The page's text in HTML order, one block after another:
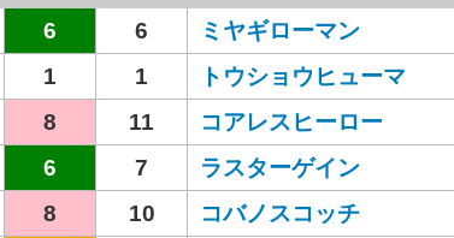
6 6 ミヤギローマン
1 1 トウショウヒューマ
8 11 コアレスヒーロー
6 7 ラスターゲイン
8 10 コバノスコッチ